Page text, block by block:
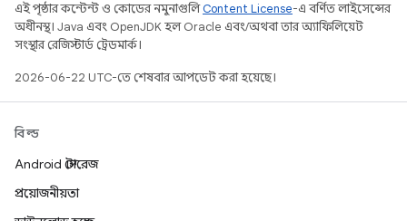
এই পৃষ্ঠার কন্টেন্ট ও কোডের নমুনাগুলিContent License-এ বর্ণিত লাইসেন্সের
অধীনস্থ। Java এবং OpenJDK হল Oracle এবং/অথবা তার অ্যাফিলিয়েট
সংস্থার রেজিস্টার্ড ট্রেডমার্ক।
2026-06-22 UTC-তে শেষবার আপডেট করা হয়েছে।
বিল্ড
Android স্টোরেজ
প্রয়োজনীয়তা